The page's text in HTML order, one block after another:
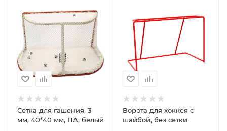
Сетка для гашения, 3
мм, 40*40 мм, ПА, белый
Ворота для хоккея с
шайбой, без сетки